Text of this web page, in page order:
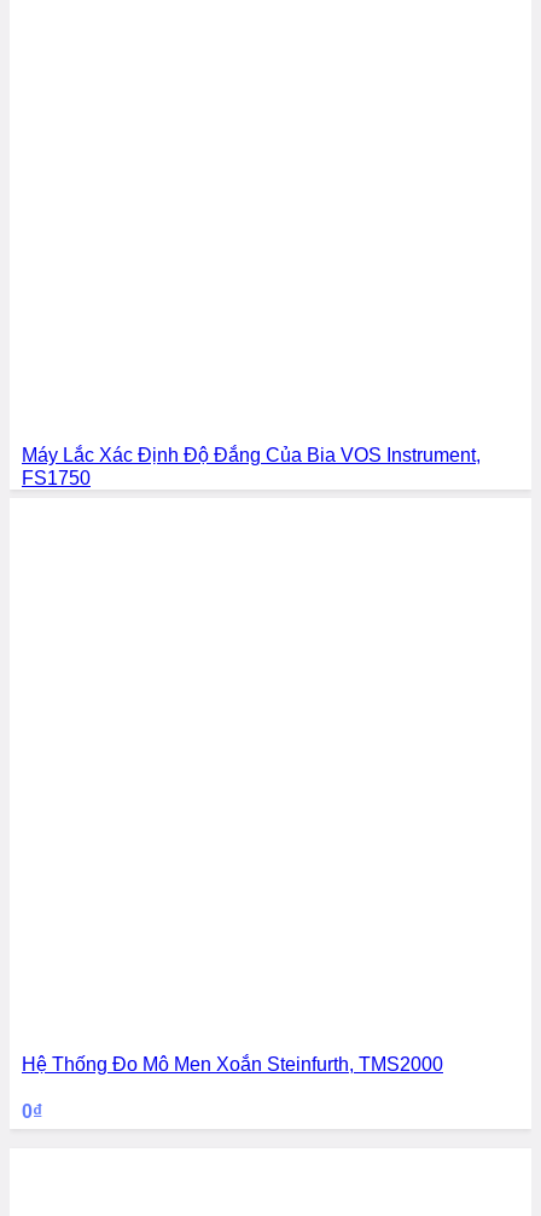
Máy Lắc Xác Định Độ Đắng Của Bia VOS Instrument,
FS1750
Hệ Thống Đo Mô Men Xoắn Steinfurth, TMS2000
0₫